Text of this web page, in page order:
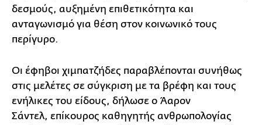
δεσμούς, αυξημένη επιθετικότητα και
ανταγωνισμό για θέση στον κοινωνικό τους
περίγυρο.
Οι έφηβοι χιμπατζήδες παραβλέπονται συνήθως
στις μελέτες σε σύγκριση με τα βρέφη και τους
ενήλικες του είδους, δήλωσε ο Άαρον
Σάντελ, επίκουρος καθηγητής ανθρωπολογίας